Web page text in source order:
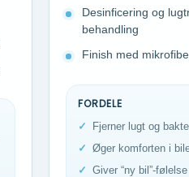
Desinficering og
behandling
Finish med
FORDELE
Fjerner lugt og
Øger komforten i
Giver “ny bil”-følelse